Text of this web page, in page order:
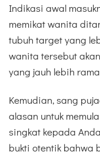
Indikasi awal
memikat wanita
tubuh target yang
wanita tersebut
yang jauh lebih
Kemudian, sang
alasan untuk
singkat kepada
bukti otentik bahwa